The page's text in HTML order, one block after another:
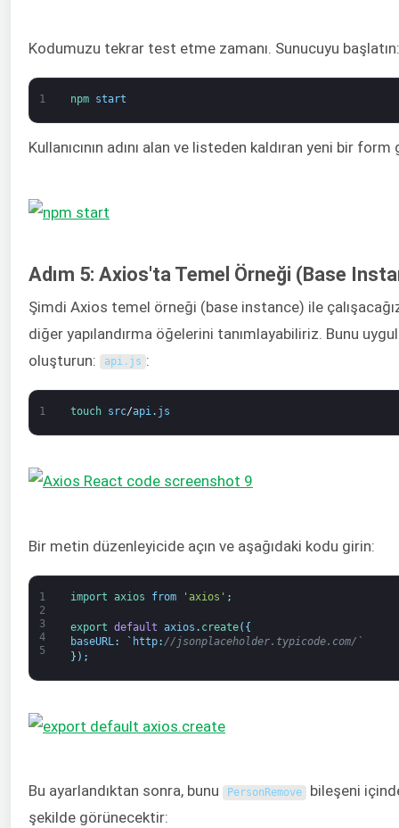
Kodumuzu tekrar test etme zamanı. Sunucuyu başlatın:
1 npm start
Kullanıcının adını alan ve listeden kaldıran yeni bir
Adım 5: Axios'ta Temel Örneği (Base
Şimdi Axios temel örneği (base instance) ile
diğer yapılandırma öğelerini tanımlayabiliriz. Bunu
oluşturun:
api. js :
1 touch src/api. js
Bir metin düzenleyicide açın ve aşağıdaki kodu girin:
1
2
3
4
5
import axios from 'axios' ;
export default axios . create( {
baseURL: ` http: //jsonplaceholder.typicode.com/`
} ) ;
Bu ayarlandıktan sonra, bunu PersonRemove bileşeni
şekilde görünecektir: